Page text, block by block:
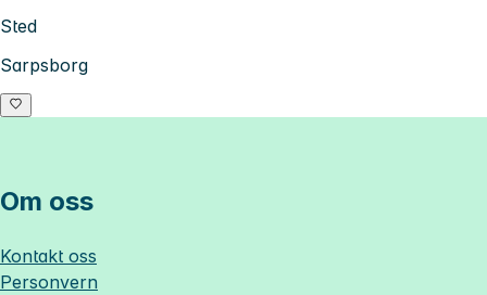
Sted
Sarpsborg
Om oss
Kontakt oss
Personvern